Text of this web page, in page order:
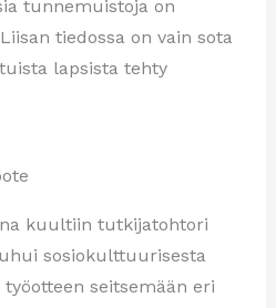
tunnemuistoja on
tiedossa on vain sota
lapsista tehty
kuultiin tutkijatohtori
sosiokulttuurisesta
seitsemään eri